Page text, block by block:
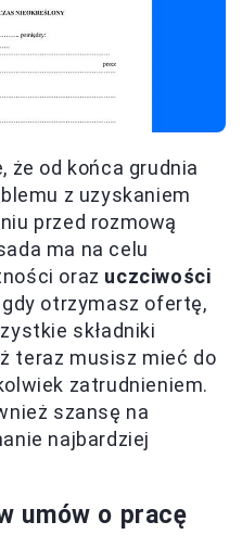
że od końca grudnia
z uzyskaniem
przed rozmową
ma na celu
oraz uczciwości
gdy otrzymasz ofertę,
składniki
teraz musisz mieć do
zatrudnieniem.
szansę na
najbardziej
umów o pracę